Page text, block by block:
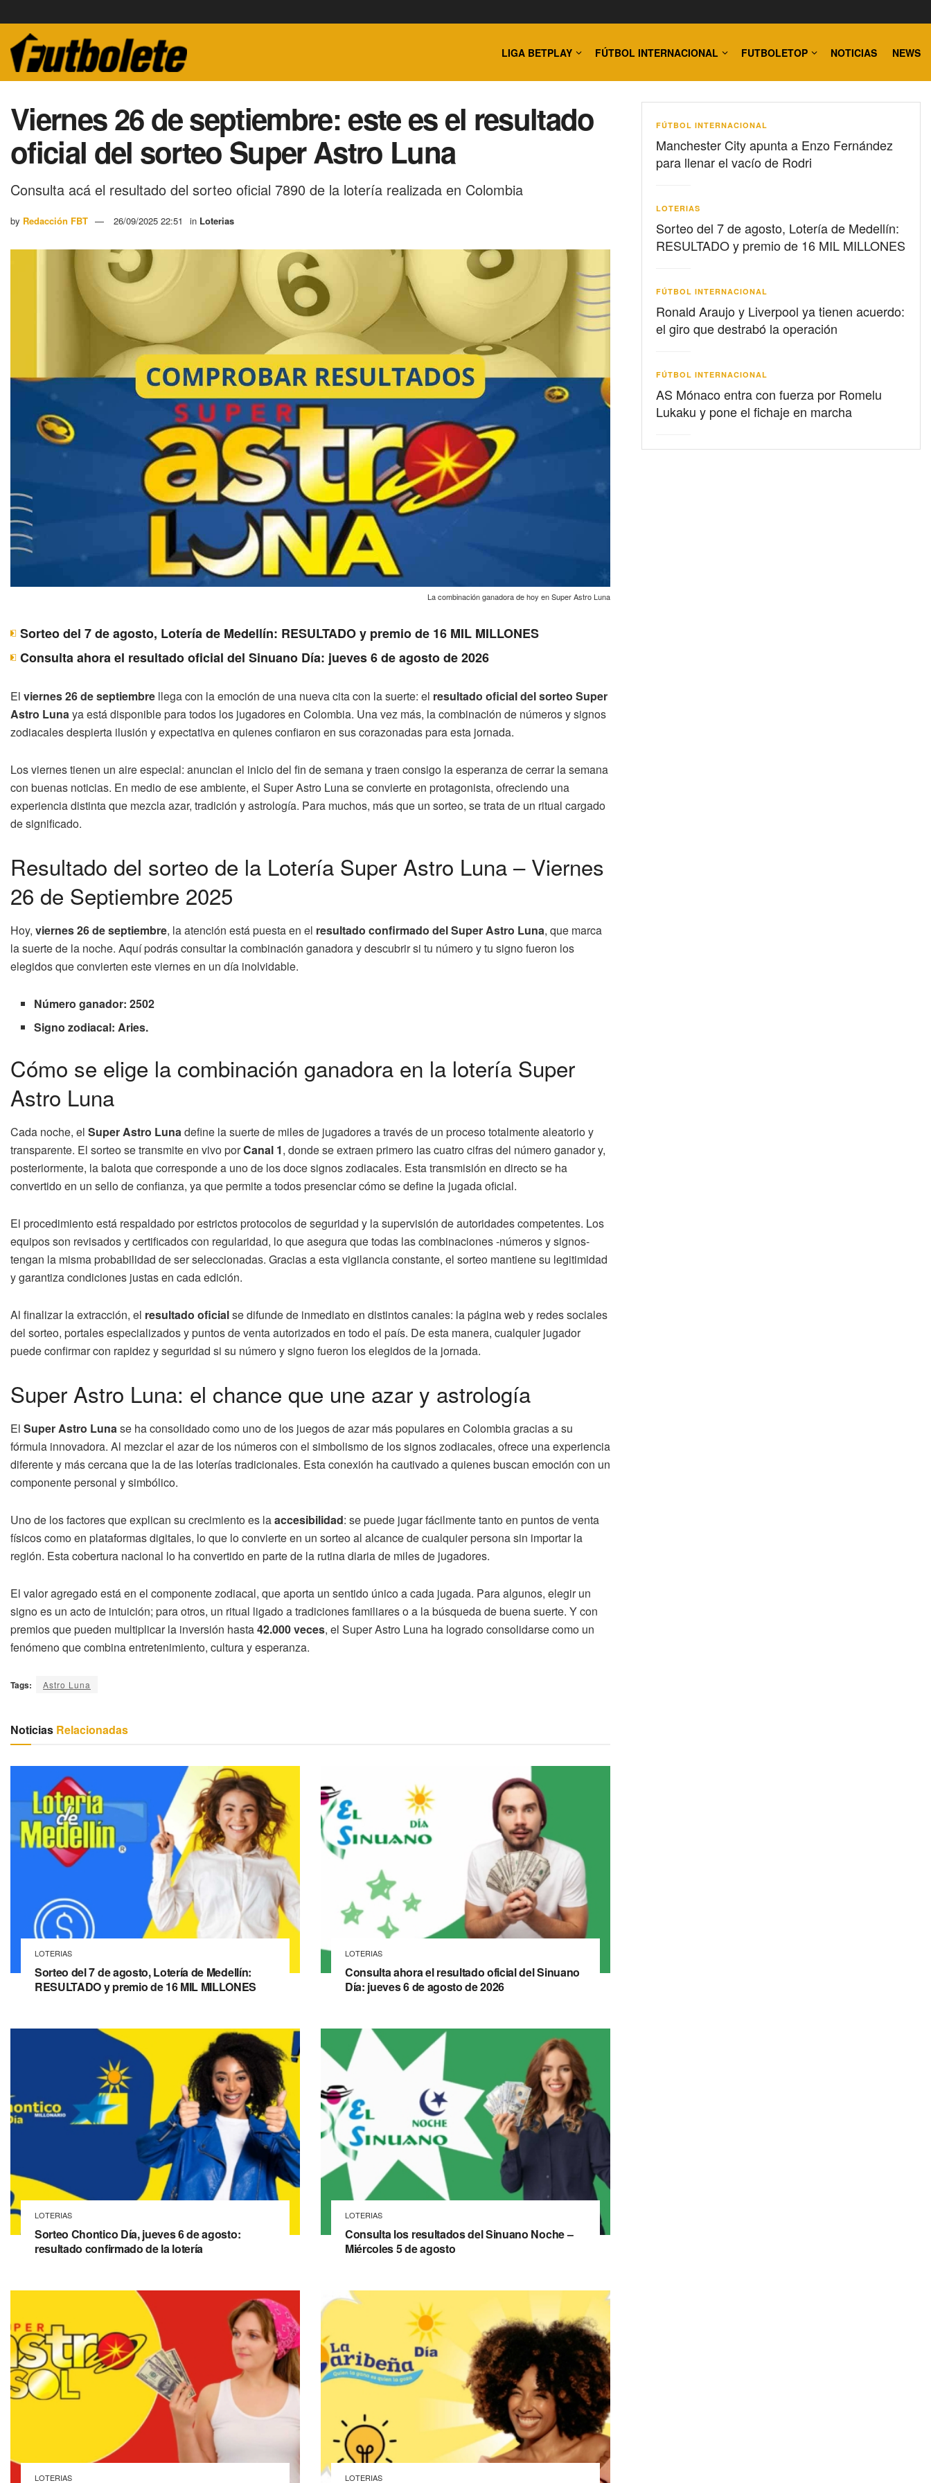
LIGA BETPLAY FÚTBOL INTERNACIONAL FUTBOLETOP NOTICIAS NEWS
Viernes 26 de septiembre: este es el resultado
oficial del sorteo Super Astro Luna
Consulta acá el resultado del sorteo oficial 7890 de la lotería realizada en Colombia
by Redacción FBT 26/09/2025 22:51 in Loterias
La combinación ganadora de hoy en Super Astro Luna
Sorteo del 7 de agosto, Lotería de Medellín: RESULTADO y premio de 16 MIL MILLONES
Consulta ahora el resultado oficial del Sinuano Día: jueves 6 de agosto de 2026
El viernes 26 de septiembre llega con la emoción de una nueva cita con la suerte: el resultado oficial del sorteo Super
Astro Lunaya está disponible para todos los jugadores en Colombia. Una vez más, la combinación de números y signos
zodiacales despierta ilusión y expectativa en quienes confiaron en sus corazonadas para esta jornada.
Los viernes tienen un aire especial: anuncian el inicio del fin de semana y traen consigo la esperanza de cerrar la semana
con buenas noticias. En medio de ese ambiente, el Super Astro Luna se convierte en protagonista, ofreciendo una
experiencia distinta que mezcla azar, tradición y astrología. Para muchos, más que un sorteo, se trata de un ritual cargado
de significado.
Resultado del sorteo de la Lotería Super Astro Luna – Viernes
26 de Septiembre 2025
Hoy, viernes 26 de septiembre, la atención está puesta en el resultado confirmado del Super Astro Luna, que marca
la suerte de la noche. Aquí podrás consultar la combinación ganadora y descubrir si tu número y tu signo fueron los
elegidos que convierten este viernes en un día inolvidable.
Número ganador: 2502
Signo zodiacal: Aries.
Cómo se elige la combinación ganadora en la lotería Super
Astro Luna
Cada noche, el Super Astro Lunadefine la suerte de miles de jugadores a través de un proceso totalmente aleatorio y
transparente. El sorteo se transmite en vivo porCanal 1, donde se extraen primero las cuatro cifras del número ganador y,
posteriormente, la balota que corresponde a uno de los doce signos zodiacales. Esta transmisión en directo se ha
convertido en un sello de confianza, ya que permite a todos presenciar cómo se define la jugada oficial.
El procedimiento está respaldado por estrictos protocolos de seguridad y la supervisión de autoridades competentes. Los
equipos son revisados y certificados con regularidad, lo que asegura que todas las combinaciones -números y signos-
tengan la misma probabilidad de ser seleccionadas. Gracias a esta vigilancia constante, el sorteo mantiene su legitimidad
y garantiza condiciones justas en cada edición.
Al finalizar la extracción, el resultado oficialse difunde de inmediato en distintos canales: la página web y redes sociales
del sorteo, portales especializados y puntos de venta autorizados en todo el país. De esta manera, cualquier jugador
puede confirmar con rapidez y seguridad si su número y signo fueron los elegidos de la jornada.
Super Astro Luna: el chance que une azar y astrología
El Super Astro Lunase ha consolidado como uno de los juegos de azar más populares en Colombia gracias a su
fórmula innovadora. Al mezclar el azar de los números con el simbolismo de los signos zodiacales, ofrece una experiencia
diferente y más cercana que la de las loterías tradicionales. Esta conexión ha cautivado a quienes buscan emoción con un
componente personal y simbólico.
Uno de los factores que explican su crecimiento es laaccesibilidad: se puede jugar fácilmente tanto en puntos de venta
físicos como en plataformas digitales, lo que lo convierte en un sorteo al alcance de cualquier persona sin importar la
región. Esta cobertura nacional lo ha convertido en parte de la rutina diaria de miles de jugadores.
El valor agregado está en el componente zodiacal, que aporta un sentido único a cada jugada. Para algunos, elegir un
signo es un acto de intuición; para otros, un ritual ligado a tradiciones familiares o a la búsqueda de buena suerte. Y con
premios que pueden multiplicar la inversión hasta42.000 veces, el Super Astro Luna ha logrado consolidarse como un
fenómeno que combina entretenimiento, cultura y esperanza.
Tags: Astro Luna
Noticias Relacionadas
LOTERIAS
Sorteo del 7 de agosto, Lotería de Medellín:
RESULTADO y premio de 16 MIL MILLONES
LOTERIAS
Consulta ahora el resultado oficial del Sinuano
Día: jueves 6 de agosto de 2026
LOTERIAS
Sorteo Chontico Día, jueves 6 de agosto:
resultado confirmado de la lotería
LOTERIAS
Consulta los resultados del Sinuano Noche –
Miércoles 5 de agosto
LOTERIAS LOTERIAS
FÚTBOL INTERNACIONAL
Manchester City apunta a Enzo Fernández
para llenar el vacío de Rodri
LOTERIAS
Sorteo del 7 de agosto, Lotería de Medellín:
RESULTADO y premio de 16 MIL MILLONES
FÚTBOL INTERNACIONAL
Ronald Araujo y Liverpool ya tienen acuerdo:
el giro que destrabó la operación
FÚTBOL INTERNACIONAL
AS Mónaco entra con fuerza por Romelu
Lukaku y pone el fichaje en marcha